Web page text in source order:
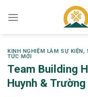
KINH NGHIỆM LÀM SỰ KIỆN,
TỨC MỚI
Team Building
Huynh &